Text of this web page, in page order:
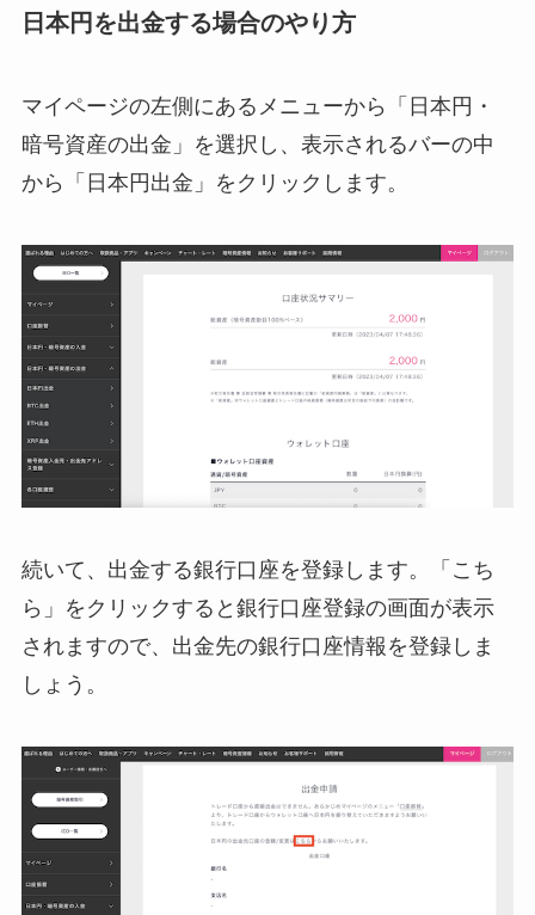
日本円を出金する場合のやり方
マイページの左側にあるメニューから「日本円・
暗号資産の出金」を選択し、表示されるバーの中
から「日本円出金」をクリックします。
続いて、出金する銀行口座を登録します。「こち
ら」をクリックすると銀行口座登録の画面が表示
されますので、出金先の銀行口座情報を登録しま
しょう。